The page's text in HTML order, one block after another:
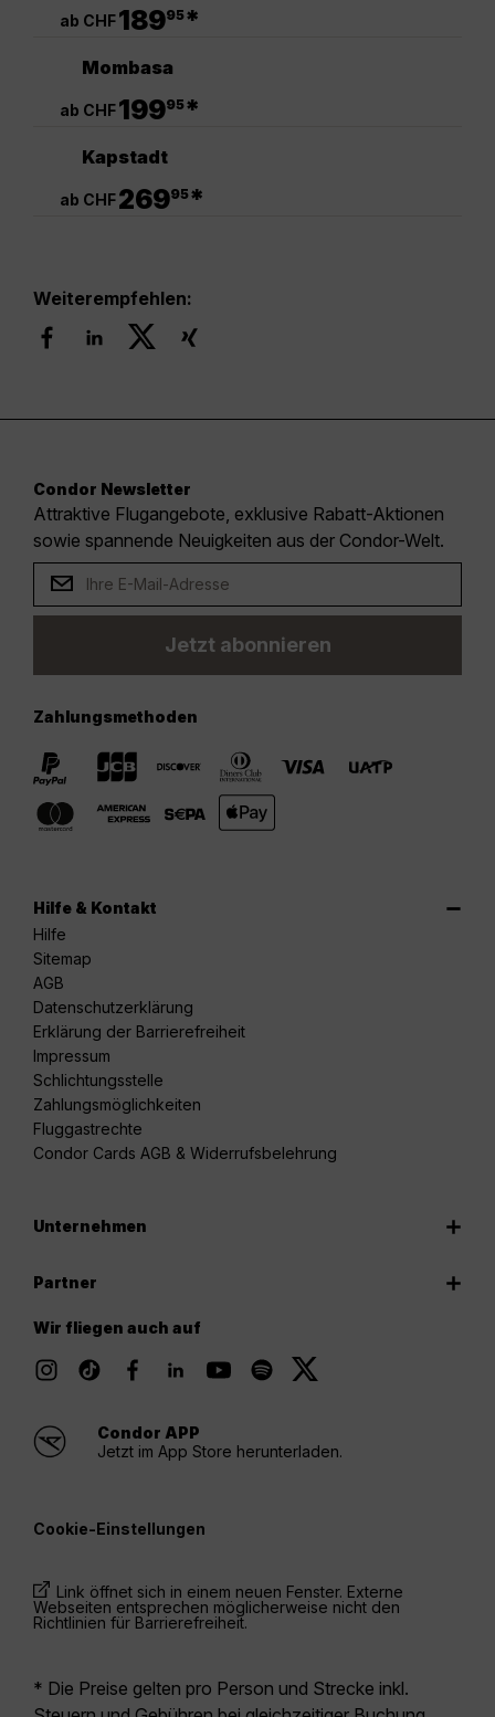
ab CHF18995*
Mombasa
ab CHF19995*
Kapstadt
ab CHF26995*
Weiterempfehlen:
Condor Newsletter
Attraktive Flugangebote, exklusive Rabatt-Aktionen
sowie spannende Neuigkeiten aus der Condor-Welt.
Jetzt abonnieren
Zahlungsmethoden
Hilfe & Kontakt
Hilfe
Sitemap
AGB
Datenschutzerklärung
Erklärung der Barrierefreiheit
Impressum
Schlichtungsstelle
Zahlungsmöglichkeiten
Fluggastrechte
Condor Cards AGB & Widerrufsbelehrung
Unternehmen
Partner
Wir fliegen auch auf
Condor APP
Jetzt im App Store herunterladen.
Cookie-Einstellungen
Link öffnet sich in einem neuen Fenster. Externe
Webseiten entsprechen möglicherweise nicht den
Richtlinien für Barrierefreiheit.
* Die Preise gelten pro Person und Strecke inkl.